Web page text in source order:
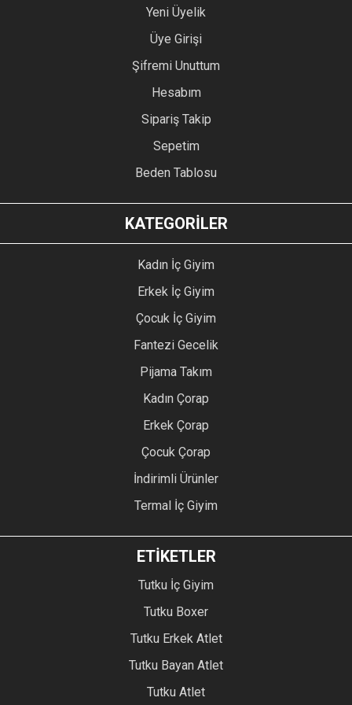
Yeni Üyelik
Üye Girişi
Şifremi Unuttum
Hesabım
Sipariş Takip
Sepetim
Beden Tablosu
KATEGORİLER
Kadın İç Giyim
Erkek İç Giyim
Çocuk İç Giyim
Fantezi Gecelik
Pijama Takım
Kadın Çorap
Erkek Çorap
Çocuk Çorap
İndirimli Ürünler
Termal İç Giyim
ETİKETLER
Tutku İç Giyim
Tutku Boxer
Tutku Erkek Atlet
Tutku Bayan Atlet
Tutku Atlet